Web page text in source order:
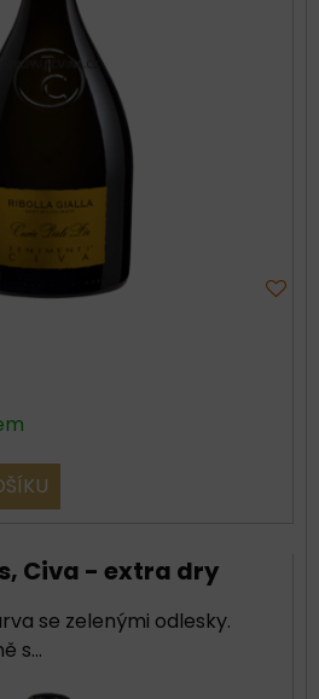
Civa - extra dry
se zelenými odlesky.
s...